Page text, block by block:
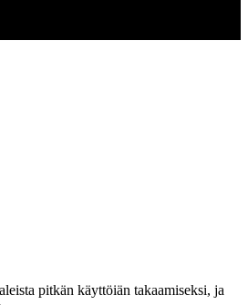
pitkän käyttöiän takaamiseksi, ja